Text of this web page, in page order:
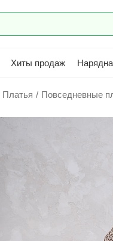
Хиты продаж
Платья / Повседневные